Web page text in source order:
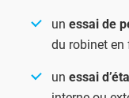
un essai de
du robinet
unessai